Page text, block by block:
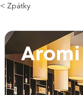
< Zpátky
Aromi